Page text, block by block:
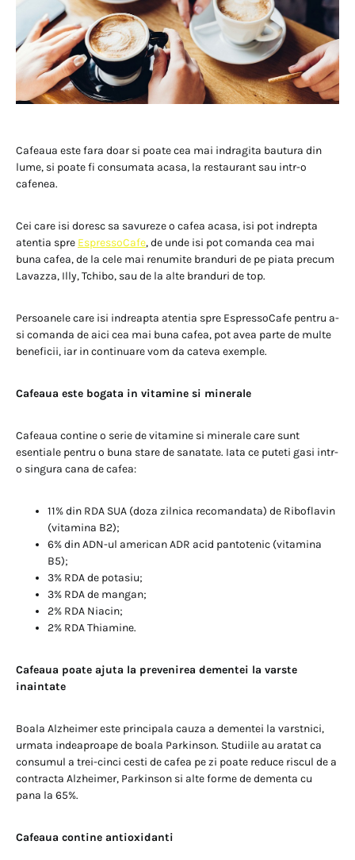
Cafeaua este fara doar si poate cea mai indragita bautura din
lume, si poate fi consumata acasa, la restaurant sau intr-o
cafenea.
Cei care isi doresc sa savureze o cafea acasa, isi pot indrepta
atentia spre EspressoCafe, de unde isi pot comanda cea mai
buna cafea, de la cele mai renumite branduri de pe piata precum
Lavazza, Illy, Tchibo, sau de la alte branduri de top.
Persoanele care isi indreapta atentia spre EspressoCafe pentru a-
si comanda de aici cea mai buna cafea, pot avea parte de multe
beneficii, iar in continuare vom da cateva exemple.
Cafeaua este bogata in vitamine si minerale
Cafeaua contine o serie de vitamine si minerale care sunt
esentiale pentru o buna stare de sanatate. Iata ce puteti gasi intr-
o singura cana de cafea:
11% din RDA SUA (doza zilnica recomandata) de Riboflavin
(vitamina B2);
6% din ADN-ul american ADR acid pantotenic (vitamina
B5);
3% RDA de potasiu;
3% RDA de mangan;
2% RDA Niacin;
2% RDA Thiamine.
Cafeaua poate ajuta la prevenirea dementei la varste
inaintate
Boala Alzheimer este principala cauza a dementei la varstnici,
urmata indeaproape de boala Parkinson. Studiile au aratat ca
consumul a trei-cinci cesti de cafea pe zi poate reduce riscul de a
contracta Alzheimer, Parkinson si alte forme de dementa cu
pana la 65%.
Cafeaua contine antioxidanti